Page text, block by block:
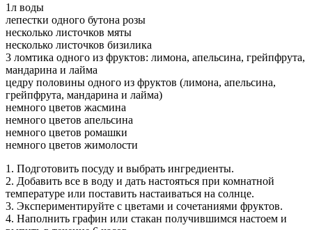
1л воды
лепестки одного бутона розы
несколько листочков мяты
несколько листочков бизилика
3 ломтика одного из фруктов: лимона, апельсина, грейпфрута,
мандарина и лайма
цедру половины одного из фруктов (лимона, апельсина,
грейпфрута, мандарина и лайма)
немного цветов жасмина
немного цветов апельсина
немного цветов ромашки
немного цветов жимолости
1. Подготовить посуду и выбрать ингредиенты.
2. Добавить все в воду и дать настояться при комнатной
температуре или поставить настаиваться на солнце.
3. Экспериментируйте с цветами и сочетаниями фруктов.
4. Наполнить графин или стакан получившимся настоем и